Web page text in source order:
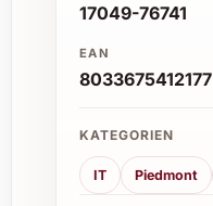
17049-76741
EAN
8033675412177
KATEGORIEN
IT Piedmont